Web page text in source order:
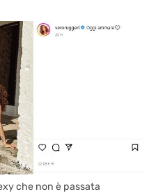
che non è passata